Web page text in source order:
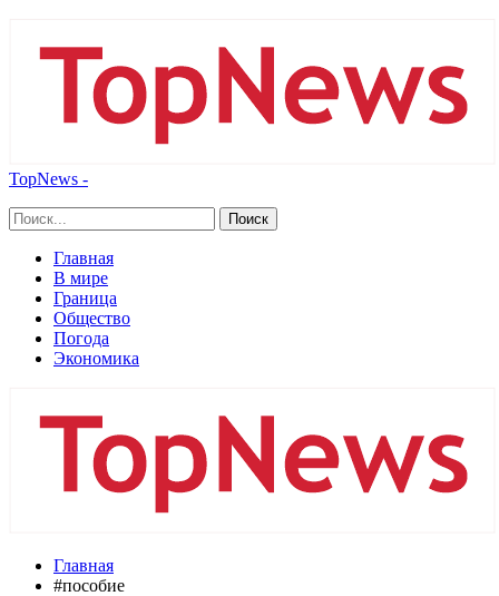
TopNews -
Главная
В мире
Граница
Общество
Погода
Экономика
Главная
#пособие